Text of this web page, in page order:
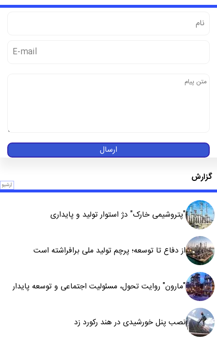
ارسال
گزارش
آرشیو
"پتروشیمی خارک" دژ استوار تولید و پایداری
از دفاع تا توسعه؛ پرچم تولید ملی برافراشته است
"مارون" روایت تحول، مسئولیت اجتماعی و توسعه پایدار
نصب پنل خورشیدی در هند رکورد زد